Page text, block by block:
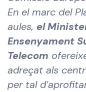
En el marc del
aules, el
Ensenyament
Telecom
adreçat als
per tal